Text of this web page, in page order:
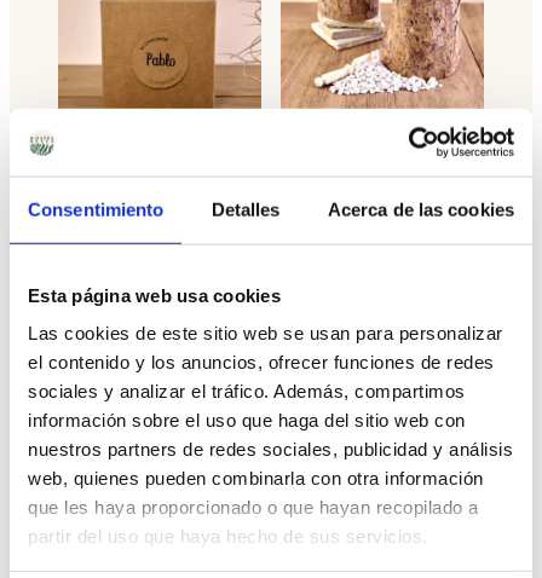
Consentimiento Detalles Acerca de las cookies
Esta página web usa cookies
Las cookies de este sitio web se usan para personalizar
el contenido y los anuncios, ofrecer funciones de redes
sociales y analizar el tráfico. Además, compartimos
información sobre el uso que haga del sitio web con
nuestros partners de redes sociales, publicidad y análisis
web, quienes pueden combinarla con otra información
que les haya proporcionado o que hayan recopilado a
partir del uso que haya hecho de sus servicios.
1,45€ IVA Incluido
se
elegir
página
producto
Etiquetas Cartoncillo
24 unidades
12,00€ IVA Incluido
Las
opciones
se
pueden
elegir
página
producto
Este
producto
tiene
múltiples
variantes.
opciones
se
pueden
Este
producto
tiene
múltiples
variantes.
Las
opciones
se
pueden